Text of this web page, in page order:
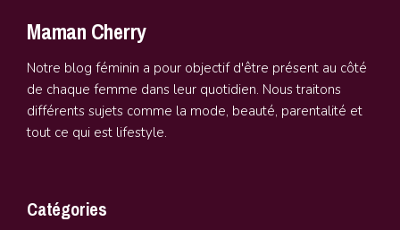
Maman Cherry
Notre blog féminin a pour objectif d'être présent au côté
de chaque femme dans leur quotidien. Nous traitons
différents sujets comme la mode, beauté, parentalité et
tout ce qui est lifestyle.
Catégories